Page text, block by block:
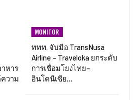
าหาร
วาม
MONITOR
ททท. จับมือ TransNusa
Airline – Traveloka ยกระดับ
การเชื่อมโยงไทย–
อินโดนีเซีย…